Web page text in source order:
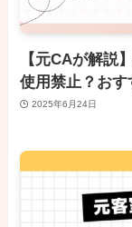
【元CAが解説
使用禁止？おす
2025年6月24日